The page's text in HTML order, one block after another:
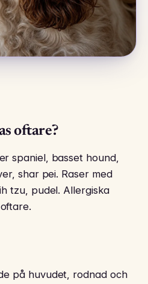
oftare?
spaniel, basset hound,
shar pei. Raser med
tzu, pudel. Allergiska
på huvudet, rodnad och